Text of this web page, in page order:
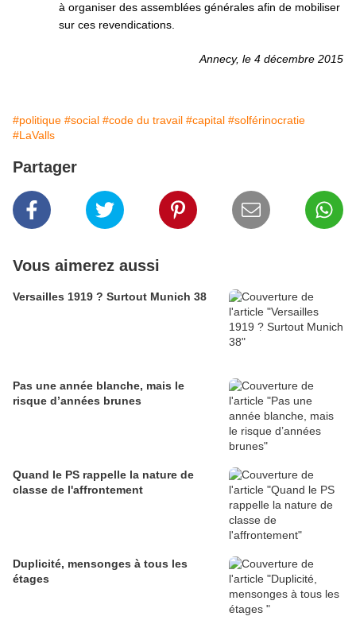
à organiser des assemblées générales afin de mobiliser
sur ces revendications.
Annecy, le 4 décembre 2015
#politique #social #code du travail #capital #solférinocratie
#LaValls
Partager
Vous aimerez aussi
Versailles 1919 ? Surtout Munich 38
Pas une année blanche, mais le
risque d’années brunes
Quand le PS rappelle la nature de
classe de l'affrontement
Duplicité, mensonges à tous les
étages